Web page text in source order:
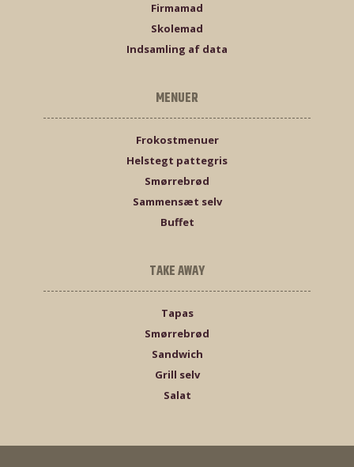
Firmamad
Skolemad
Indsamling af data
MENUER
Frokostmenuer
Helstegt pattegris
Smørrebrød
Sammensæt selv
Buffet
TAKE AWAY
Tapas
Smørrebrød
Sandwich
Grill selv
Salat